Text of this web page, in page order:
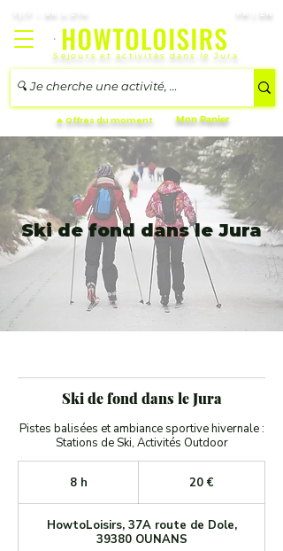
FR | EN
Séjours et activités dans le Jura
Mon Panier
🔥 Offres du moment
Ski de fond dans le Jura
Ski de fond dans le Jura
Pistes balisées et ambiance sportive hivernale :
Stations de Ski, Activités Outdoor
8 h 20 €
HowtoLoisirs, 37A route de Dole,
39380 OUNANS